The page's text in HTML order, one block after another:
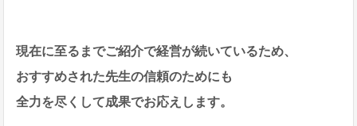
現在に至るまでご紹介で経営が続いているため、
おすすめされた先生の信頼のためにも
全力を尽くして成果でお応えします。